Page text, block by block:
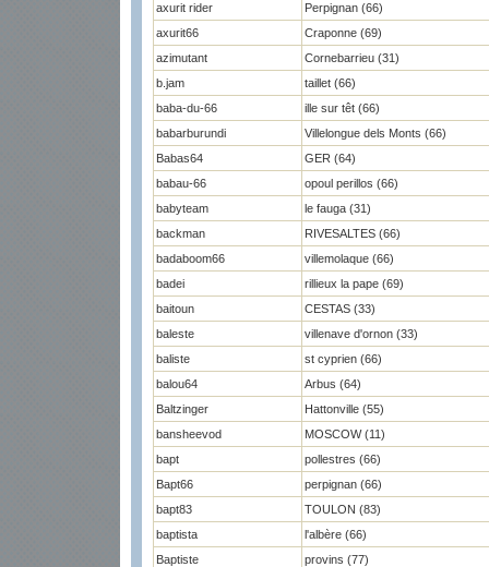
axurit rider
Perpignan (66)
axurit66
Craponne (69)
azimutant
Cornebarrieu (31)
b.jam
taillet (66)
baba-du-66
ille sur têt (66)
babarburundi
Villelongue dels Monts (66)
Babas64
GER (64)
babau-66
opoul perillos (66)
babyteam
le fauga (31)
backman
RIVESALTES (66)
badaboom66
villemolaque (66)
badei
rillieux la pape (69)
baitoun
CESTAS (33)
baleste
villenave d'ornon (33)
baliste
st cyprien (66)
balou64
Arbus (64)
Baltzinger
Hattonville (55)
bansheevod
MOSCOW (11)
bapt
pollestres (66)
Bapt66
perpignan (66)
bapt83
TOULON (83)
baptista
l'albère (66)
Baptiste
provins (77)